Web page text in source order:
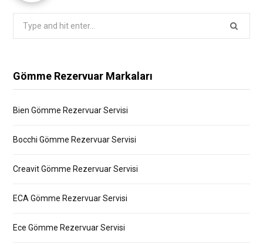
Gömme Rezervuar Markaları
Bien Gömme Rezervuar Servisi
Bocchi Gömme Rezervuar Servisi
Creavit Gömme Rezervuar Servisi
ECA Gömme Rezervuar Servisi
Ece Gömme Rezervuar Servisi